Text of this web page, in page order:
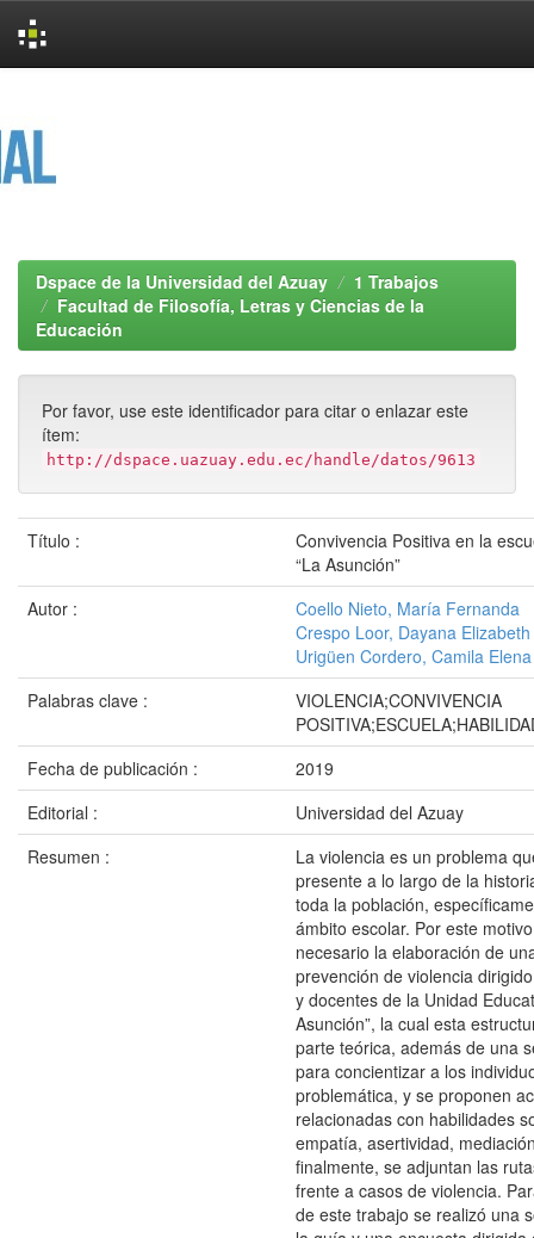
Dspace de la Universidad del Azuay
1 Trabajos
Facultad de Filosofía, Letras y Ciencias de la
Educación
Por favor, use este identificador para citar o enlazar este
ítem:
http://dspace.uazuay.edu.ec/handle/datos/9613
Título :
Convivencia Positiva en la
“La Asunción”
Autor :
Coello Nieto, María Fernanda
Crespo Loor, Dayana Elizabeth
Urigüen Cordero, Camila Elena
Palabras clave :
VIOLENCIA;CONVIVENCIA
Fecha de publicación :
2019
Editorial :
Universidad del Azuay
Resumen :
La violencia es un problema
presente a lo largo de la
toda la población,
ámbito escolar. Por este
necesario la elaboración de
prevención de violencia
y docentes de la Unidad
Asunción”, la cual esta
parte teórica, además de una
para concientizar a los
problemática, y se proponen
relacionadas con habilidades
empatía, asertividad,
finalmente, se adjuntan las
frente a casos de violencia.
de este trabajo se realizó una